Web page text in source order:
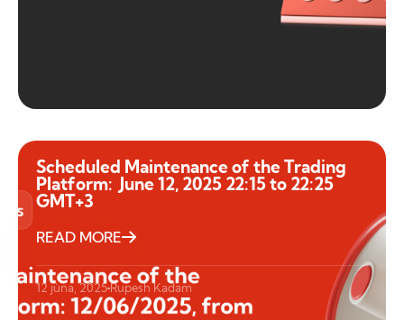
Scheduled Maintenance of the Trading
Platform: June 12, 2025 22:15 to 22:25
GMT+3
READ MORE
12 júna, 2025Rupesh Kadam